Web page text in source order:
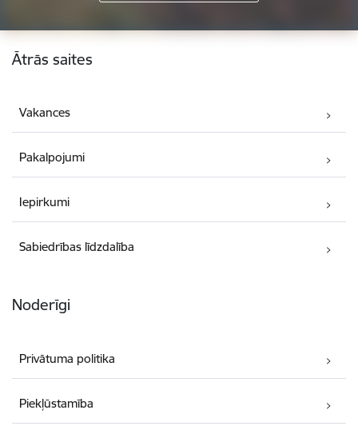
Kājene
Ātrās saites
Vakances
Pakalpojumi
Iepirkumi
Sabiedrības līdzdalība
Noderīgi
Privātuma politika
Piekļūstamība